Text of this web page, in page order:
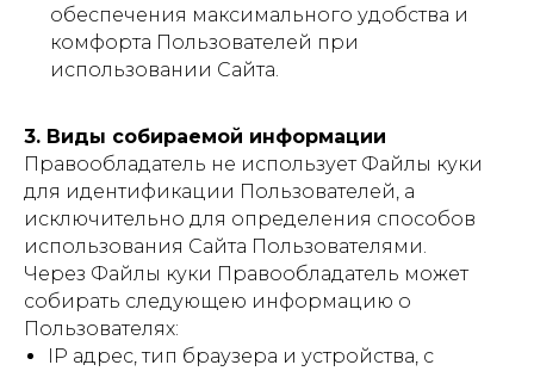
обеспечения максимального удобства и
комфорта Пользователей при
использовании Сайта.
3. Виды собираемой информации
Правообладатель не использует Файлы куки
для идентификации Пользователей, а
исключительно для определения способов
использования Сайта Пользователями.
Через Файлы куки Правообладатель может
собирать следующею информацию о
Пользователях:
IP адрес, тип браузера и устройства, с